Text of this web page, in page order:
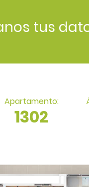
tus
Apartamento:
1302